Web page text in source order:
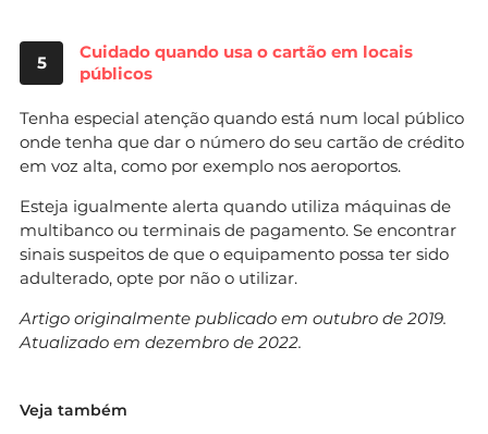
5
Cuidado quando usa o cartão em locais
públicos
Tenha especial atenção quando está num local público
onde tenha que dar o número do seu cartão de crédito
em voz alta, como por exemplo nos aeroportos.
Esteja igualmente alerta quando utiliza máquinas de
multibanco ou terminais de pagamento. Se encontrar
sinais suspeitos de que o equipamento possa ter sido
adulterado, opte por não o utilizar.
Artigo originalmente publicado em outubro de 2019.
Atualizado em dezembro de 2022.
Veja também